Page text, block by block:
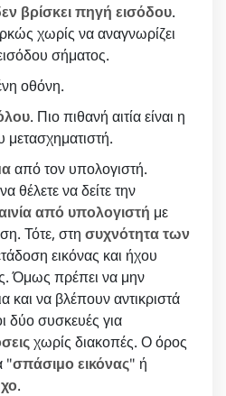
βρίσκει πηγή εισόδου.
χωρίς να αναγνωρίζει
σήματος.
οθόνη.
. Πιο πιθανή αιτία είναι η
μετασχηματιστή.
από τον υπολογιστή.
θέλετε να δείτε την
από υπολογιστή με
Τότε, στη συχνότητα των
εικόνας και ήχου
Όμως πρέπει να μην
και να βλέπουν αντικριστά
δύο συσκευές για
χωρίς διακοπές. Ο όρος
"σπάσιμο εικόνας" ή
.